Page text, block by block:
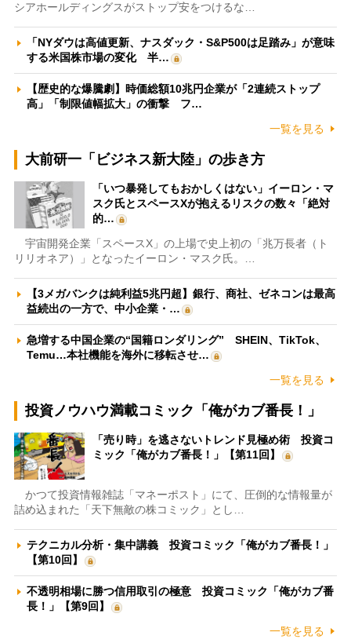
シアホールディングスがストップ安をつけるな…
「NYダウは高値更新、ナスダック・S&P500は足踏み」が意味
する米国株市場の変化 半…
【歴史的な爆騰劇】時価総額10兆円企業が「2連続ストップ
高」「制限値幅拡大」の衝撃 フ…
一覧を見る
大前研一「ビジネス新大陸」の歩き方
「いつ暴発してもおかしくはない」イーロン・マ
スク氏とスペースXが抱えるリスクの数々「絶対
的…
宇宙開発企業「スペースX」の上場で史上初の「兆万長者（ト
リリオネア）」となったイーロン・マスク氏。…
【3メガバンクは純利益5兆円超】銀行、商社、ゼネコンは最高
益続出の一方で、中小企業・…
急増する中国企業の“国籍ロンダリング” SHEIN、TikTok、
Temu…本社機能を海外に移転させ…
一覧を見る
投資ノウハウ満載コミック「俺がカブ番長！」
「売り時」を逃さないトレンド見極め術 投資コ
ミック「俺がカブ番長！」【第11回】
かつて投資情報雑誌「マネーポスト」にて、圧倒的な情報量が
詰め込まれた「天下無敵の株コミック」とし…
テクニカル分析・集中講義 投資コミック「俺がカブ番長！」
【第10回】
不透明相場に勝つ信用取引の極意 投資コミック「俺がカブ番
長！」【第9回】
一覧を見る